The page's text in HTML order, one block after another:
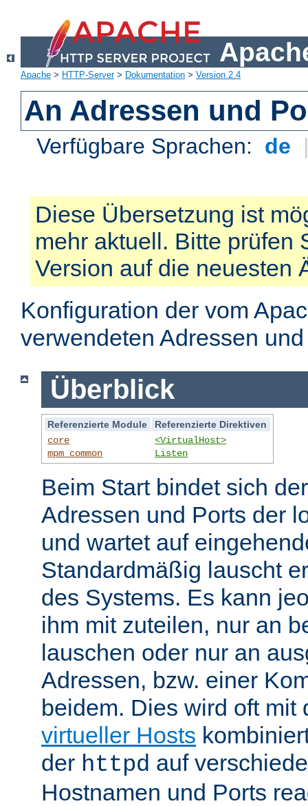
Apache > HTTP-Server> Dokumentation > Version 2.4
An Adressen und
Verfügbare Sprachen: de
Diese Übersetzung ist
mehr aktuell. Bitte prüfen
Version auf die neuesten
Konfiguration der vom
verwendeten Adressen
Überblick
Referenzierte Module
Referenzierte Direktiven
core
mpm_common
<VirtualHost>
Listen
Beim Start bindet sich
Adressen und Ports der
und wartet auf
Standardmäßig lauscht
des Systems. Es kann
ihm mit zuteilen, nur an
lauschen oder nur an
Adressen, bzw. einer
beidem. Dies wird oft mit
virtueller Hosts
der httpd auf
Hostnamen und Ports